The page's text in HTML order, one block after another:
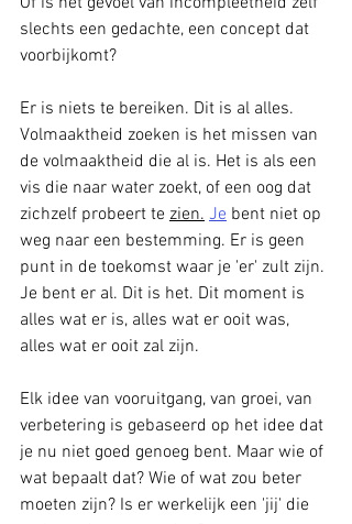
slechts een gedachte, een concept dat
voorbijkomt?
Er is niets te bereiken. Dit is al alles.
Volmaaktheid zoeken is het missen van
de volmaaktheid die al is. Het is als een
vis die naar water zoekt, of een oog dat
zichzelf probeert te zien. Je bent niet op
weg naar een bestemming. Er is geen
punt in de toekomst waar je 'er' zult zijn.
Je bent er al. Dit is het. Dit moment is
alles wat er is, alles wat er ooit was,
alles wat er ooit zal zijn.
Elk idee van vooruitgang, van groei, van
verbetering is gebaseerd op het idee dat
je nu niet goed genoeg bent. Maar wie of
wat bepaalt dat? Wie of wat zou beter
moeten zijn? Is er werkelijk een 'jij' die